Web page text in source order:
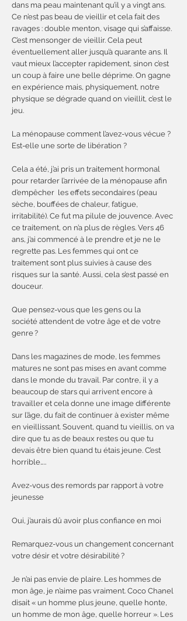
dans ma peau maintenant qu’il y a vingt ans.
Ce n’est pas beau de vieillir et cela fait des
ravages : double menton, visage qui s’affaisse.
C’est mensonger de vieillir. Cela peut
éventuellement aller jusqu’à quarante ans. Il
vaut mieux l’accepter rapidement, sinon c’est
un coup à faire une belle déprime. On gagne
en expérience mais, physiquement, notre
physique se dégrade quand on vieillit, c’est le
jeu.
La ménopause comment l’avez-vous vécue ?
Est-elle une sorte de libération ?
Cela a été, j’ai pris un traitement hormonal
pour retarder l’arrivée de la ménopause afin
d’empêcher les effets secondaires (peau
sèche, bouffées de chaleur, fatigue,
irritabilité). Ce fut ma pilule de jouvence. Avec
ce traitement, on n’a plus de règles. Vers 46
ans, j’ai commencé à le prendre et je ne le
regrette pas. Les femmes qui ont ce
traitement sont plus suivies à cause des
risques sur la santé. Aussi, cela s’est passé en
douceur.
Que pensez-vous que les gens ou la
société attendent de votre âge et de votre
genre ?
Dans les magazines de mode, les femmes
matures ne sont pas mises en avant comme
dans le monde du travail. Par contre, il y a
beaucoup de stars qui arrivent encore à
travailler et cela donne une image différente
sur l’âge, du fait de continuer à exister même
en vieillissant. Souvent, quand tu vieillis, on va
dire que tu as de beaux restes ou que tu
devais être bien quand tu étais jeune. C’est
horrible…..
Avez-vous des remords par rapport à votre
jeunesse
Oui, j’aurais dû avoir plus confiance en moi
Remarquez-vous un changement concernant
votre désir et votre désirabilité ?
Je n’ai pas envie de plaire. Les hommes de
mon âge, je n’aime pas vraiment. Coco Chanel
disait « un homme plus jeune, quelle honte,
un homme de mon âge, quelle horreur ». Les